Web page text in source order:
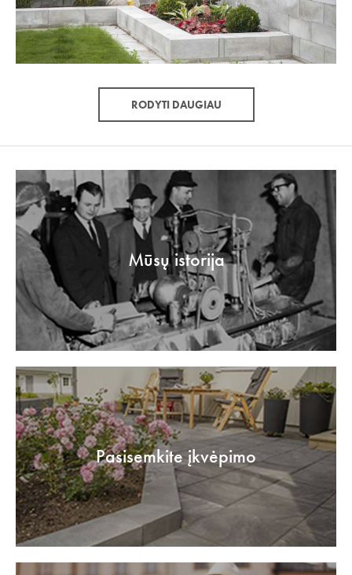
RODYTI DAUGIAU
Mūsų istorija
Pasisemkite įkvėpimo